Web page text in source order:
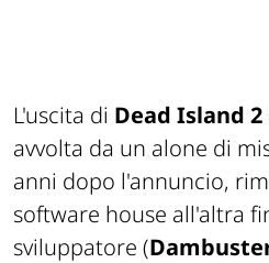
L'uscita di Dead Island 2
avvolta da un alone di
anni dopo l'annuncio,
software house all'altra
sviluppatore (